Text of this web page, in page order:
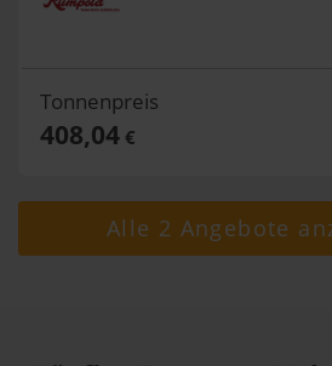
Tonnenpreis
408,04€
Alle 2 Angebote